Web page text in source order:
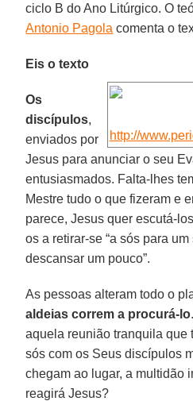
ciclo B do Ano Litúrgico. O
Antonio Pagola comenta o
Eis o texto
http://
Os
discípulos,
enviados por
Jesus para anunciar o seu
entusiasmados. Falta-lhes
Mestre tudo o que fizeram e
parece, Jesus quer escutá-
os a retirar-se “a sós para
descansar um pouco”.
As pessoas alteram todo o
aldeias correm a procurá-lo
aquela reunião tranquila que
sós com os Seus discípulos
chegam ao lugar, a multidão
reagirá Jesus?